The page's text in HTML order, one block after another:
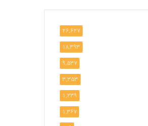
26,627
18,393
9,537
3,353
1,239
1,367